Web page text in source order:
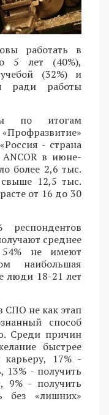
работать в
5 лет (40%),
(32%) и
ради работы
по итогам
- страна
в июне-
более 2,6 тыс.
12,5 тыс.
от 16 до 30
среднее
54% не имеют
наибольшая
люди 18-21 лет
СПО не как этап
способ
Среди причин
быстрее
карьеру, 17% -
13% - получить
9% - получить
без «лишних»